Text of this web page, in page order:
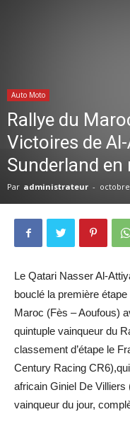
Auto Moto
Rallye du
Victoires de
Sunderland en
Par administrateur - octobre
Le Qatari Nasser Al-
bouclé la première
Maroc (Fès – Aoufous)
quintuple vainqueur du
classement d’étape le
Century Racing
africain Giniel De
vainqueur du jour,